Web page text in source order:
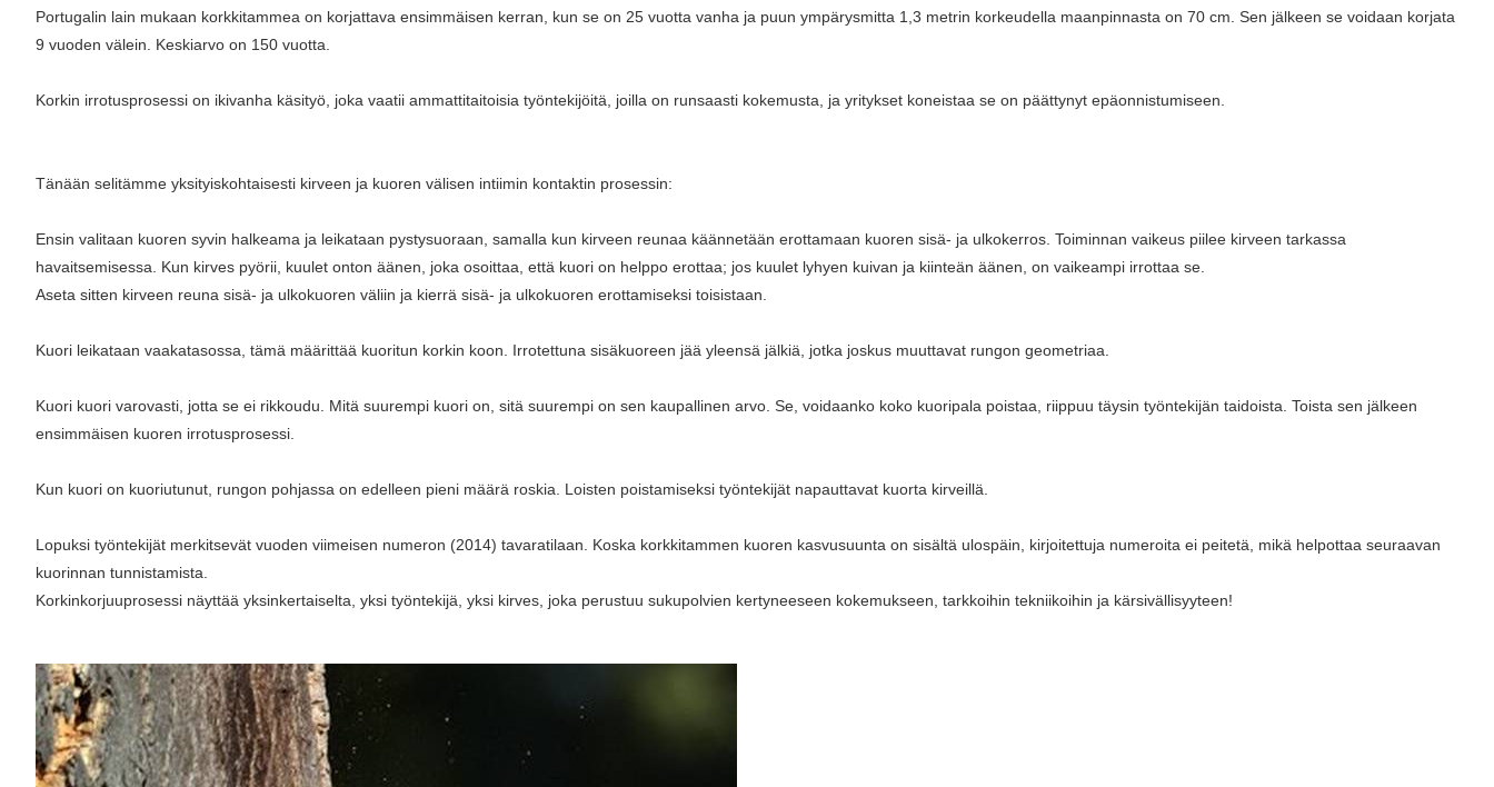
Portugalin lain mukaan korkkitammea on korjattava ensimmäisen kerran, kun se on 25 vuotta vanha ja puun ympärysmitta 1,3 metrin korkeudella maanpinnasta on 70 cm. Sen jälkeen se voidaan korjata
9 vuoden välein. Keskiarvo on 150 vuotta.
Korkin irrotusprosessi on ikivanha käsityö, joka vaatii ammattitaitoisia työntekijöitä, joilla on runsaasti kokemusta, ja yritykset koneistaa se on päättynyt epäonnistumiseen.
Tänään selitämme yksityiskohtaisesti kirveen ja kuoren välisen intiimin kontaktin prosessin:
Ensin valitaan kuoren syvin halkeama ja leikataan pystysuoraan, samalla kun kirveen reunaa käännetään erottamaan kuoren sisä- ja ulkokerros. Toiminnan vaikeus piilee kirveen tarkassa
havaitsemisessa. Kun kirves pyörii, kuulet onton äänen, joka osoittaa, että kuori on helppo erottaa; jos kuulet lyhyen kuivan ja kiinteän äänen, on vaikeampi irrottaa se.
Aseta sitten kirveen reuna sisä- ja ulkokuoren väliin ja kierrä sisä- ja ulkokuoren erottamiseksi toisistaan.
Kuori leikataan vaakatasossa, tämä määrittää kuoritun korkin koon. Irrotettuna sisäkuoreen jää yleensä jälkiä, jotka joskus muuttavat rungon geometriaa.
Kuori kuori varovasti, jotta se ei rikkoudu. Mitä suurempi kuori on, sitä suurempi on sen kaupallinen arvo. Se, voidaanko koko kuoripala poistaa, riippuu täysin työntekijän taidoista. Toista sen jälkeen
ensimmäisen kuoren irrotusprosessi.
Kun kuori on kuoriutunut, rungon pohjassa on edelleen pieni määrä roskia. Loisten poistamiseksi työntekijät napauttavat kuorta kirveillä.
Lopuksi työntekijät merkitsevät vuoden viimeisen numeron (2014) tavaratilaan. Koska korkkitammen kuoren kasvusuunta on sisältä ulospäin, kirjoitettuja numeroita ei peitetä, mikä helpottaa seuraavan
kuorinnan tunnistamista.
Korkinkorjuuprosessi näyttää yksinkertaiselta, yksi työntekijä, yksi kirves, joka perustuu sukupolvien kertyneeseen kokemukseen, tarkkoihin tekniikoihin ja kärsivällisyyteen!